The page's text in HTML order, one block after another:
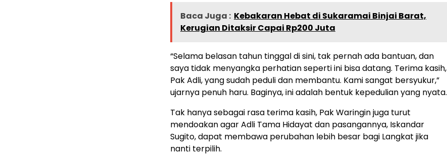
Baca Juga : Kebakaran Hebat di Sukaramai Binjai Barat,
Kerugian Ditaksir Capai Rp200 Juta
“Selama belasan tahun tinggal di sini, tak pernah ada bantuan, dan
saya tidak menyangka perhatian seperti ini bisa datang. Terima kasih,
Pak Adli, yang sudah peduli dan membantu. Kami sangat bersyukur,”
ujarnya penuh haru. Baginya, ini adalah bentuk kepedulian yang nyata.
Tak hanya sebagai rasa terima kasih, Pak Waringin juga turut
mendoakan agar Adli Tama Hidayat dan pasangannya, Iskandar
Sugito, dapat membawa perubahan lebih besar bagi Langkat jika
nanti terpilih.